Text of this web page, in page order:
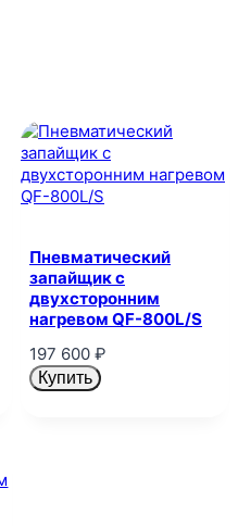
Пневматический
запайщик с
двухсторонним
нагревом QF-800L/S
197 600 ₽
Купить